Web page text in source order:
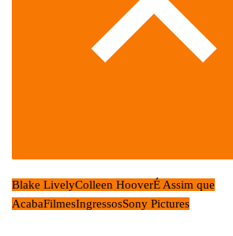
Blake LivelyColleen HooverÉ Assim que
AcabaFilmesIngressosSony Pictures